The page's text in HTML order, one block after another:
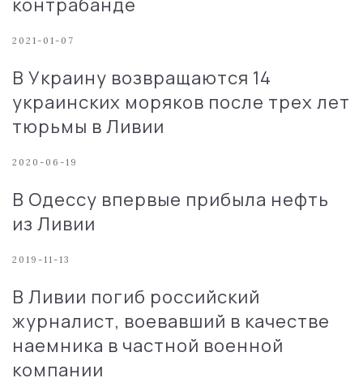
2021-01-07
В Украину возвращаются 14
украинских моряков после трех лет
тюрьмы в Ливии
2020-06-19
В Одессу впервые прибыла нефть
из Ливии
2019-11-13
В Ливии погиб российский
журналист, воевавший в качестве
наемника в частной военной
компании